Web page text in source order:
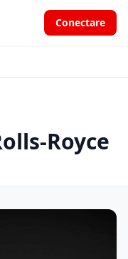
Conectare
Royce